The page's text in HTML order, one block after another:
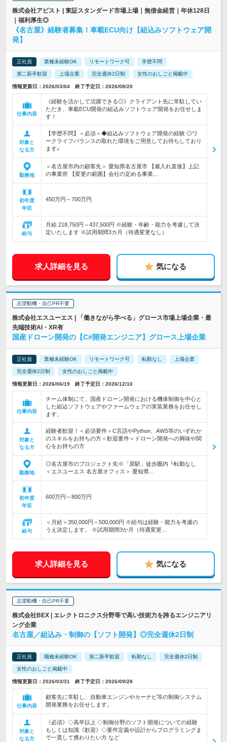
株式会社アビスト | 東証スタンダード市場上場｜無借金経営｜年休128日
｜福利厚生◎
《名古屋》経験者募集！車載ECU向け【組込みソフトウェア開
発】
正社員 業種未経験OK リモートワーク可 学歴不問
第二新卒歓迎 上場企業 完全週休2日制 女性のおしごと掲載中
情報更新日：2026/03/04 終了予定日：2026/08/20
仕事内容
《経験を活かして活躍できる◎》クライアント先に常駐してい
ただき、車載ECU開発の組込みソフトウェア開発をお任せしま
す！
対象と
なる方
【学歴不問】＜必須＞◆組込みソフトウェア開発の経験 ◎ワ
ークライフバランスの取れた環境をご用意してお待ちしており
ます♪
勤務地
＜名古屋市内の顧客先＞ 愛知県名古屋市 【雇入れ直後】上記
の事業所 【変更の範囲】会社の定める事業…
初年度
年収
450万円～700万円
給与
月給 218,750円～437,500円 ※経験・年齢・能力を考慮して決
定いたします ※試用期間3カ月（待遇変更なし）
求人詳細を見る 気になる
志望動機・自己PR不要
株式会社エスユーエス | 「働きながら学べる」グロース市場上場企業・最
先端技術AI・XR有
国産ドローン開発の【C#開発エンジニア】グロース上場企業
正社員 業種未経験OK リモートワーク可 転勤なし 上場企業
完全週休2日制 女性のおしごと掲載中
情報更新日：2026/06/19 終了予定日：2026/12/10
仕事内容
チーム体制にて、国産ドローン開発における機体制御を中心と
した組込ソフトウェアやファームウェアの実装業務をお任せし
ます。
対象と
なる方
経験者歓迎！＜必須要件＞C言語やPython、AWS等のいずれか
のスキルをお持ちの方＜歓迎要件＞ドローン開発への興味や関
心をお持ちの方
勤務地
◎名古屋市のプロジェクト先※「原駅」徒歩圏内 └転勤なし
＜エスユーエス 名古屋オフィス＞ 愛知県…
初年度
年収
600万円～800万円
給与
＜月給＞350,000円～500,000円 ※給与は経験・能力を考慮の
うえ決定します。 ※試用期間3か月（待遇変更…
求人詳細を見る 気になる
志望動機・自己PR不要
株式会社BEX | エレクトロニクス分野等で高い技術力を誇るエンジニアリ
ング企業
名古屋／組込み・制御の【ソフト開発】◎完全週休2日制
正社員 職種未経験OK 第二新卒歓迎 転勤なし 完全週休2日制
女性のおしごと掲載中
情報更新日：2026/03/31 終了予定日：2026/09/28
仕事内容
顧客先に常駐し、自動車エンジンやカーナビ等の制御システム
開発業務をお任せします。
対象と
なる方
《必須》◇高卒以上 ◇制御分野のソフト開発についての経験
もしくは知識《歓迎》◇要件定義や設計からプログラミングま
で一貫して携わりたい方 など